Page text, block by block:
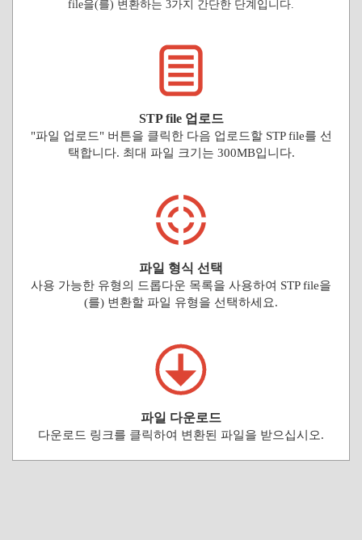
file을(를) 변환하는 3가지 간단한 단계입니다.
STP file 업로드
"파일 업로드" 버튼을 클릭한 다음 업로드할 STP file를 선
택합니다. 최대 파일 크기는 300MB입니다.
파일 형식 선택
사용 가능한 유형의 드롭다운 목록을 사용하여 STP file을
(를) 변환할 파일 유형을 선택하세요.
파일 다운로드
다운로드 링크를 클릭하여 변환된 파일을 받으십시오.